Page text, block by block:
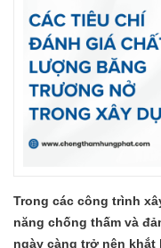
Trong các công trình
năng chống thấm và
ngày càng trở nên